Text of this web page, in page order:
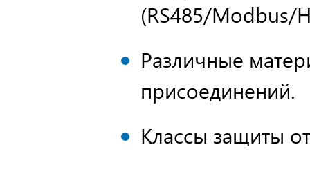
(RS485/Modbus/
Различные
присоединений.
Классы защиты